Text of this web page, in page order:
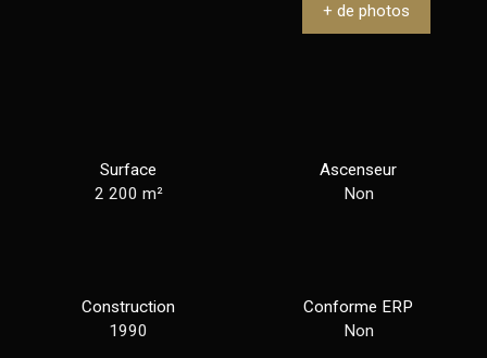
+ de photos
Surface
2 200 m²
Ascenseur
Non
Construction
1990
Conforme ERP
Non